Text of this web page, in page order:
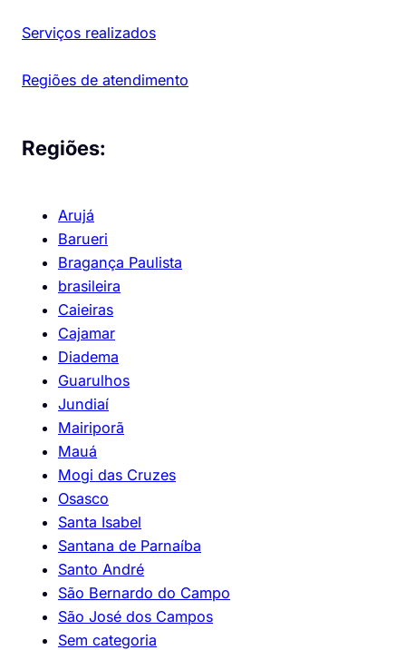
Serviços realizados
Regiões de atendimento
Regiões:
Arujá
Barueri
Bragança Paulista
brasileira
Caieiras
Cajamar
Diadema
Guarulhos
Jundiaí
Mairiporã
Mauá
Mogi das Cruzes
Osasco
Santa Isabel
Santana de Parnaíba
Santo André
São Bernardo do Campo
São José dos Campos
Sem categoria